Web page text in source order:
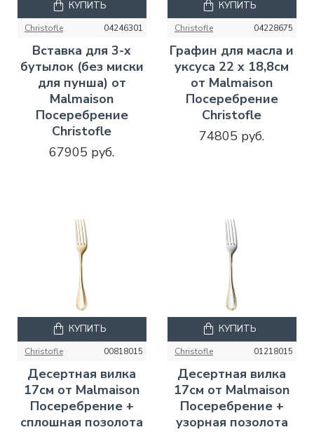
Christofle 04246301
Вставка для 3-х
бутылок (без миски
для пунша) от
Malmaison
Посеребрение
Christofle
67905 руб.
КУПИТЬ
Christofle 04228675
Графин для масла и
уксуса 22 x 18,8см
от Malmaison
Посеребрение
Christofle
74805 руб.
КУПИТЬ
Christofle 00818015
Десертная вилка
17см от Malmaison
Посеребрение +
сплошная позолота
КУПИТЬ
Christofle 01218015
Десертная вилка
17см от Malmaison
Посеребрение +
узорная позолота
КУПИТЬ